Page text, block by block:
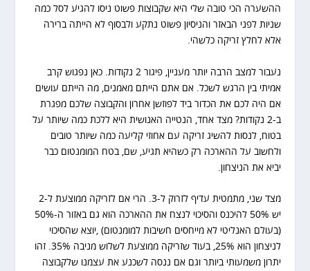
ההשערה הכי טובה שלי היא שקבוצות פשוט ניסו להגיע לסל כמה
שניות לפני הבאזר והניסיון פשוט נתקע ולבסוף לא הייתה ברירה
אלא לחלץ זריקה כלשהי.
נעבור למצב הרבה יותר מעניין, פיגור 2 נקודות. כאן נפגוש קרב
אמיתי בין הרגש לשכל. אם אתם הייתם מאמנים, מה הייתם עושים
אם היה לכם את הכדור ביד לפוזשן אחרון והקבוצה שלכם מפגרת
ב-2 נקודות? מצד אחד, הנטייה האנושית היא ללכת כמה שיותר על
בטוח, לנסות להשיג זריקה עם אחוזי קליעה כמה שיותר טובים
ולחשוב על ההארכה רק כשהיא תגיע, שם, בטח המומנטום כבר
יביא את הניצחון.
מצד שני, מתמטית עדיף לזרוק ל-3. הרי אם לזריקה ממוצעת ל-2
יש 50% להיכנס והסיכוי לנצח את ההארכה הוא גם באזור ה-50%
(בעולם האנליטי לא מייחסים חשיבות למומנטום) ,יוצא שהסיכוי
לניצחון הוא 25%, בעוד שזריקה ממוצעת לשלוש מניבה 35%. זהו
יתרון משמעותי ביותר וגם אם ננסה לשכנע את עצמנו שלקבוצה